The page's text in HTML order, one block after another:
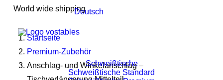
World wide shippingDeutsch
Schweißtische
Schweißtische Standard
Startseite
Premium-Zubehör
Anschlag- und Winkelanschlag –